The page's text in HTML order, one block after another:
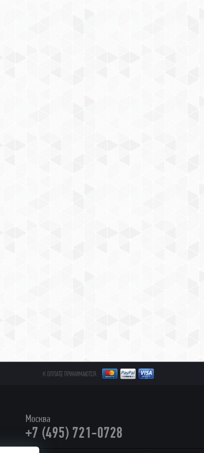
К ОПЛАТЕ ПРИНИМАЮТСЯ:
Москва
+7 (495) 721-0728